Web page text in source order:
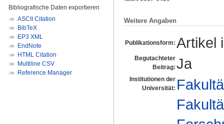
Bibliografische Daten exportieren
ASCII Citation
BibTeX
EP3 XML
EndNote
HTML Citation
Multiline CSV
Reference Manager
Weitere Angaben
Publikationsform: Artikel
Begutachteter
Beitrag: Ja
Institutionen der
Universität: